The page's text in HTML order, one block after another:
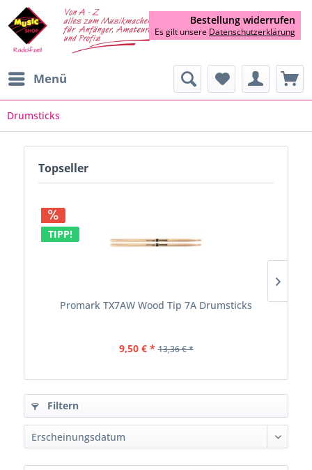
Menü
Drumsticks
Topseller
TIPP!
Promark TX7AW Wood Tip 7A Drumsticks
9,50 € * 13,36 € *
Filtern
Bestellung widerrufen
Es gilt unsere Datenschutzerklärung